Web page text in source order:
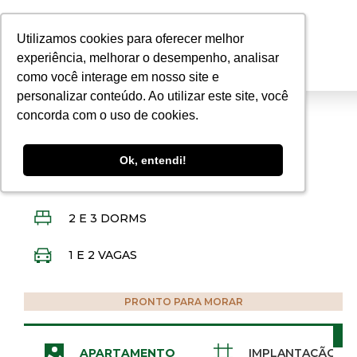
Utilizamos cookies para oferecer melhor
experiência, melhorar o desempenho, analisar
como você interage em nosso site e
personalizar conteúdo. Ao utilizar este site, você
concorda com o uso de cookies.
Ok, entendi!
Utilizamos cookies para oferecer melhor
experiência, melhorar o desempenho, analisar
como você interage em nosso site e
personalizar conteúdo. Ao utilizar este site, você
concorda com o uso de cookies.
Ok, entendi!
BOULEVARD DE ROSÉ
2 E 3 DORMS
1 E 2 VAGAS
PRONTO PARA MORAR
APARTAMENTO
IMPLANTAÇÃO